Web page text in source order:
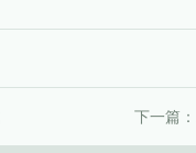
下一篇：